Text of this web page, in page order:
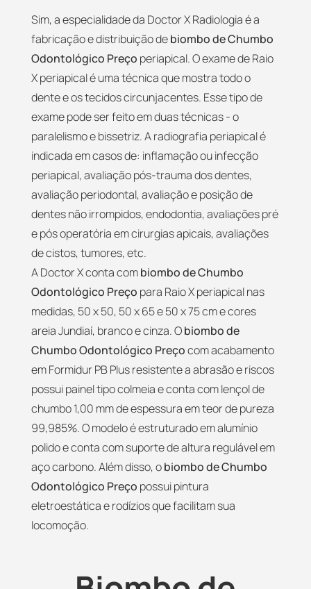
Sim, a especialidade da Doctor X Radiologia é a
fabricação e distribuição debiombo de Chumbo
Odontológico Preço periapical. O exame de Raio
X periapical é uma técnica que mostra todo o
dente e os tecidos circunjacentes. Esse tipo de
exame pode ser feito em duas técnicas - o
paralelismo e bissetriz. A radiografia periapical é
indicada em casos de: inflamação ou infecção
periapical, avaliação pós-trauma dos dentes,
avaliação periodontal, avaliação e posição de
dentes não irrompidos, endodontia, avaliações pré
e pós operatória em cirurgias apicais, avaliações
de cistos, tumores, etc.
A Doctor X conta combiombo de Chumbo
Odontológico Preço para Raio X periapical nas
medidas, 50 x 50, 50 x 65 e 50 x 75 cm e cores
areia Jundiaí, branco e cinza. Obiombo de
Chumbo Odontológico Preçocom acabamento
em Formidur PB Plus resistente a abrasão e riscos
possui painel tipo colmeia e conta com lençol de
chumbo 1,00 mm de espessura em teor de pureza
99,985%. O modelo é estruturado em alumínio
polido e conta com suporte de altura regulável em
aço carbono. Além disso, obiombo de Chumbo
Odontológico Preço possui pintura
eletroestática e rodízios que facilitam sua
locomoção.